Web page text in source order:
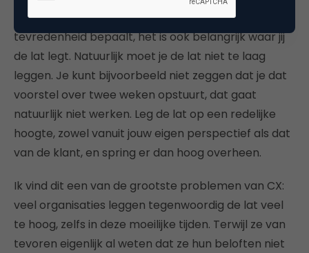
altijd alleen maar de houding van de klant die de
tevredenheid bepaalt, het is ook belangrijk waar jij
de lat legt. Natuurlijk moet je de lat niet te laag
leggen. Je kunt bijvoorbeeld niet zeggen dat je dat
voorstel over twee weken opstuurt, dat gaat
natuurlijk niet werken. Leg de lat op een redelijke
hoogte, zowel vanuit jouw eigen perspectief als dat
van de klant, en spring er dan hoog overheen.
Ik vind dit een van de grootste problemen van CX:
veel organisaties leggen tegenwoordig de lat veel
te hoog, zelfs in deze moeilijke tijden. Terwijl ze van
tevoren eigenlijk al weten dat ze hun beloften niet